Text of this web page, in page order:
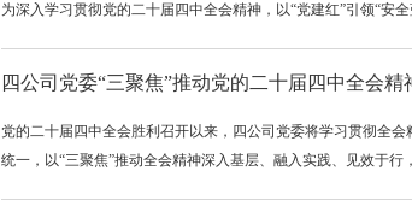
为深入学习贯彻党的二十届四中全会精神，以“党建红”引领“安
四公司党委“三聚焦”推动党的二十届四中全会精
党的二十届四中全会胜利召开以来，四公司党委将学习贯彻全
统一，以“三聚焦”推动全会精神深入基层、融入实践、见效于